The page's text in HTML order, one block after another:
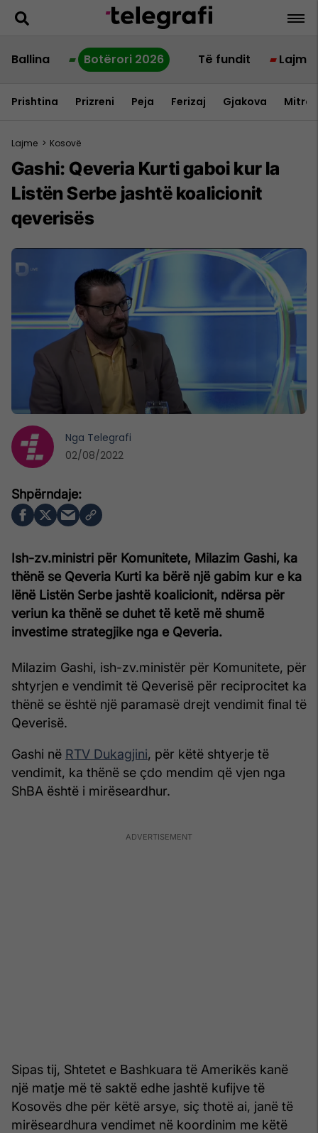
Ballina Botërori 2026 Të fundit Lajme
Prishtina Prizreni Peja Ferizaj Gjakova
Lajme > Kosovë
Gashi: Qeveria Kurti gaboi kur la
Listën Serbe jashtë koalicionit
qeverisës
Ish-zv.ministri për Komunitete, Milazim Gashi, ka
thënë se Qeveria Kurti ka bërë një gabim kur e ka
lënë Listën Serbe jashtë koalicionit, ndërsa për
veriun ka thënë se duhet të ketë më shumë
investime strategjike nga e Qeveria.
Milazim Gashi, ish-zv.ministër për Komunitete, për
shtyrjen e vendimit të Qeverisë për reciprocitet ka
thënë se është një paramasë drejt vendimit final të
Qeverisë.
Gashi në RTV Dukagjini, për këtë shtyerje të
vendimit, ka thënë se çdo mendim që vjen nga
ShBA është i mirëseardhur.
Sipas tij, Shtetet e Bashkuara të Amerikës kanë
një matje më të saktë edhe jashtë kufijve të
Kosovës dhe për këtë arsye, siç thotë ai, janë të
mirëseardhura vendimet në koordinim me këtë
Nga Telegrafi
02/08/2022